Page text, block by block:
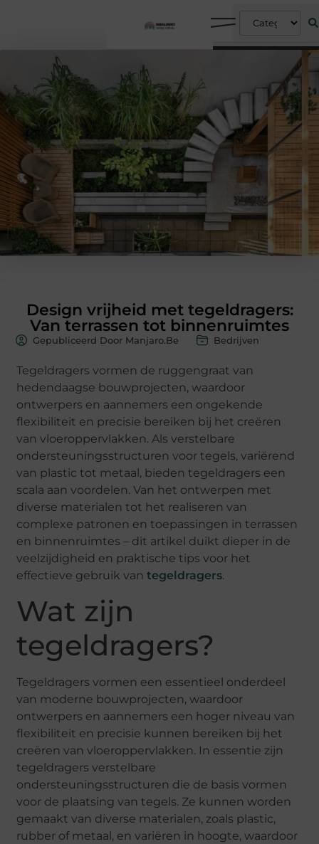
Design vrijheid met tegeldragers:
Van terrassen tot binnenruimtes
Gepubliceerd Door Manjaro.be Bedrijven
Tegeldragers vormen de ruggengraat van
hedendaagse bouwprojecten, waardoor
ontwerpers en aannemers een ongekende
flexibiliteit en precisie bereiken bij het creëren
van vloeroppervlakken. Als verstelbare
ondersteuningsstructuren voor tegels, variërend
van plastic tot metaal, bieden tegeldragers een
scala aan voordelen. Van het ontwerpen met
diverse materialen tot het realiseren van
complexe patronen en toepassingen in terrassen
en binnenruimtes – dit artikel duikt dieper in de
veelzijdigheid en praktische tips voor het
effectieve gebruik vantegeldragers.
Wat zijn
tegeldragers?
Tegeldragers vormen een essentieel onderdeel
van moderne bouwprojecten, waardoor
ontwerpers en aannemers een hoger niveau van
flexibiliteit en precisie kunnen bereiken bij het
creëren van vloeroppervlakken. In essentie zijn
tegeldragers verstelbare
ondersteuningsstructuren die de basis vormen
voor de plaatsing van tegels. Ze kunnen worden
gemaakt van diverse materialen, zoals plastic,
rubber of metaal, en variëren in hoogte, waardoor